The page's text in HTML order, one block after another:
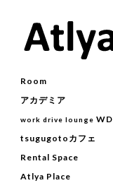
Room
アカデミア
work drive lounge
tsugugotoカフェ
Rental Space
Atlya Place